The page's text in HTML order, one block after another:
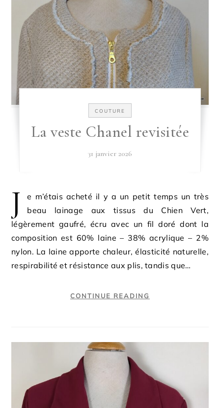
COUTURE
La veste Chanel revisitée
31 janvier 2026
J
e m’étais acheté il y a un petit temps un très
beau lainage aux tissus du Chien Vert,
légèrement gaufré, écru avec un fil doré dont la
composition est 60% laine – 38% acrylique – 2%
nylon. La laine apporte chaleur, élasticité naturelle,
respirabilité et résistance aux plis, tandis que…
CONTINUE READING